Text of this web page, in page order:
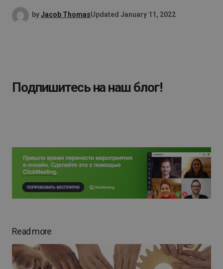
byJacob ThomasUpdated January 11, 2022
Подпишитесь на наш блог!
Read more